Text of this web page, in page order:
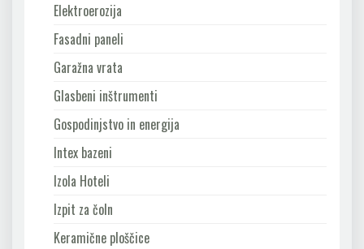
Elektroerozija
Fasadni paneli
Garažna vrata
Glasbeni inštrumenti
Gospodinjstvo in energija
Intex bazeni
Izola Hoteli
Izpit za čoln
Keramične ploščice